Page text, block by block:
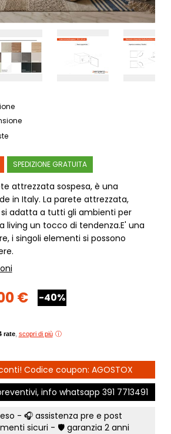
SPEDIZIONE GRATUITA
attrezzata sospesa, è una
in Italy. La parete attrezzata,
adatta a tutti gli ambienti per
living un tocco di tendenza.E' una
i singoli elementi si possono
€ -40%
rate, scopri di più
Codice coupon: AGOSTOX
info whatsapp 391 7713491
- 🎧 assistenza pre e post
sicuri - 🛡️ garanzia 2 anni